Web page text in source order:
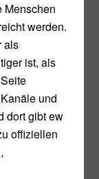
Menschen
werden.
als
ist, als
und
dort gibt ew
offiziellen